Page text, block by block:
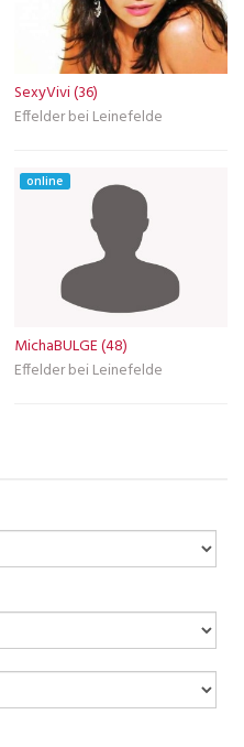
SexyVivi (36)
Effelder bei Leinefelde
online
MichaBULGE (48)
Effelder bei Leinefelde